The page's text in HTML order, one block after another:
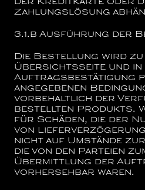
der Kreditkarte oder
Zahlungslösung
3.1.b Ausführung der
Die Bestellung wird zu
Übersichtsseite und in
Auftragsbestätigung
angegebenen
vorbehaltlich der
bestellten Produkts.
für Schäden, die der
von
nicht auf Umstände
die von den Parteien
Übermittlung der
vorhersehbar waren.